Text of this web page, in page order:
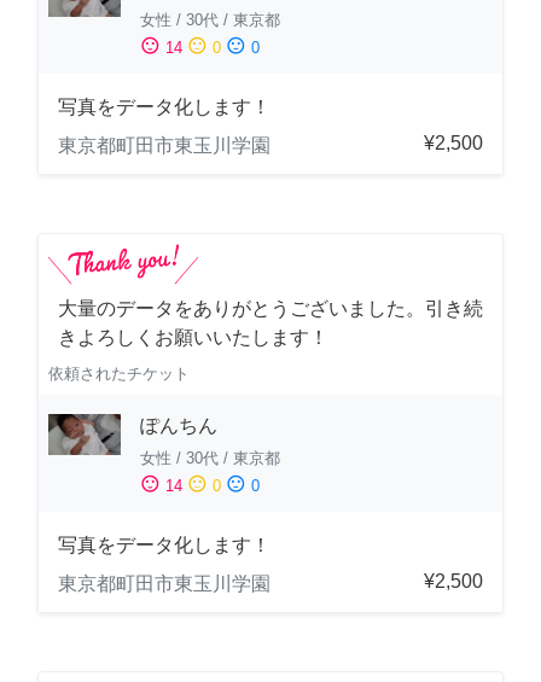
女性 / 30代 / 東京都
sentiment_satisfied 14 sentiment_neutral 0 sentiment_dissatisfied 0
写真をデータ化します！
東京都町田市東玉川学園
¥2,500
大量のデータをありがとうございました。引き続
きよろしくお願いいたします！
依頼されたチケット
ぽんちん
女性 / 30代 / 東京都
sentiment_satisfied 14 sentiment_neutral 0 sentiment_dissatisfied 0
写真をデータ化します！
東京都町田市東玉川学園
¥2,500